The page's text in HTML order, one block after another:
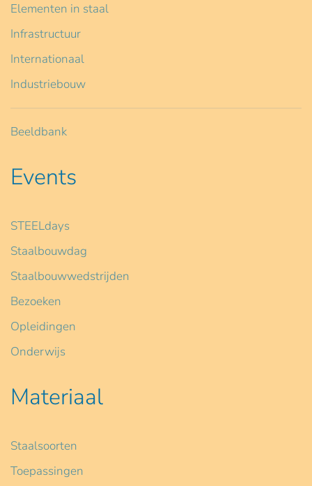
Elementen in staal
Infrastructuur
Internationaal
Industriebouw
Beeldbank
Events
STEELdays
Staalbouwdag
Staalbouwwedstrijden
Bezoeken
Opleidingen
Onderwijs
Materiaal
Staalsoorten
Toepassingen